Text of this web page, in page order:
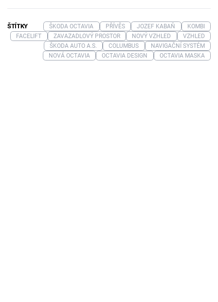
ŠTÍTKY ŠKODA OCTAVIA PŘÍVĚS JOZEF KABAŇ
KOMBI
FACELIFT
ZAVAZADLOVÝ PROSTOR NOVÝ VZHLED
VZHLED
ŠKODA AUTO A.S.
COLUMBUS
NAVIGAČNÍ SYSTÉM
NOVÁ OCTAVIA
OCTAVIA DESIGN OCTAVIA MASKA